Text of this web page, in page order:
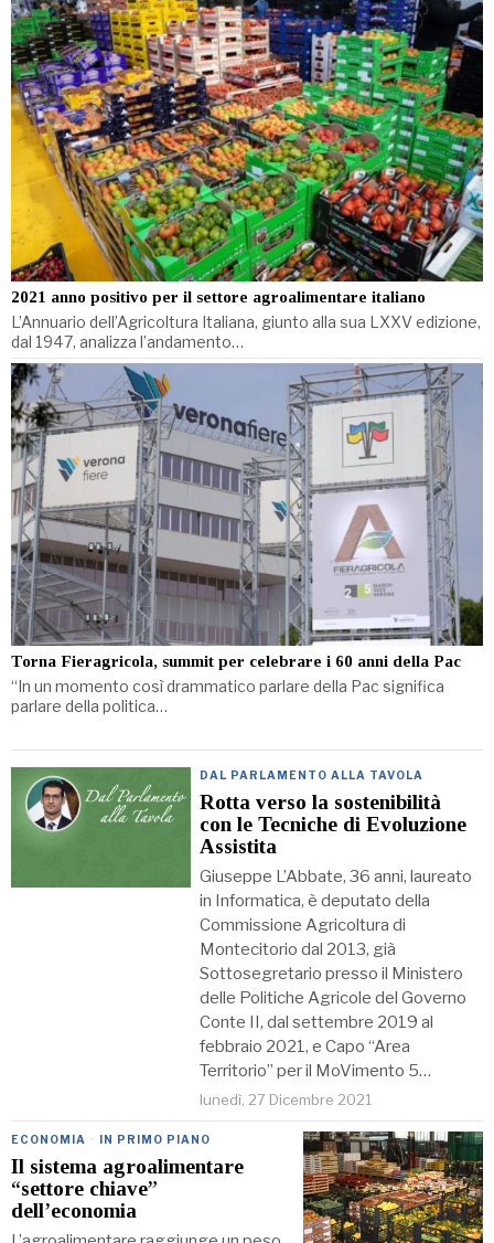
2021 anno positivo per il settore agroalimentare italiano
L’Annuario dell’Agricoltura Italiana, giunto alla sua LXXV edizione,
dal 1947, analizza l’andamento…
Torna Fieragricola, summit per celebrare i 60 anni della Pac
“In un momento così drammatico parlare della Pac significa
parlare della politica…
DAL PARLAMENTO ALLA TAVOLA
Rotta verso la sostenibilità
con le Tecniche di Evoluzione
Assistita
Giuseppe L’Abbate, 36 anni, laureato
in Informatica, è deputato della
Commissione Agricoltura di
Montecitorio dal 2013, già
Sottosegretario presso il Ministero
delle Politiche Agricole del Governo
Conte II, dal settembre 2019 al
febbraio 2021, e Capo “Area
Territorio” per il MoVimento 5…
lunedì, 27 Dicembre 2021
ECONOMIA · IN PRIMO PIANO
Il sistema agroalimentare
“settore chiave”
dell’economia